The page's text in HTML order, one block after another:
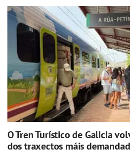
O Tren Turístico de Galicia
dos traxectos máis